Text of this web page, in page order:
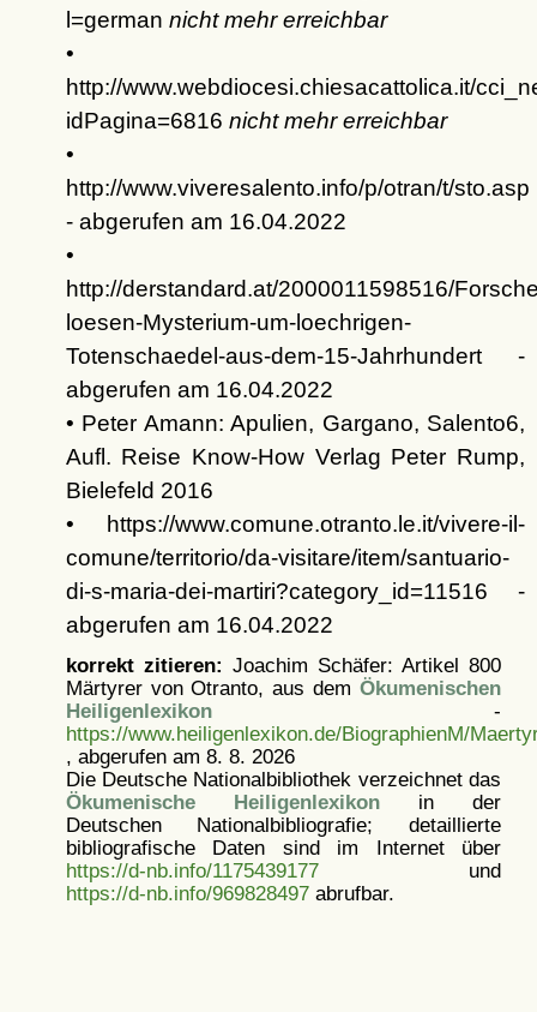
l=german nicht mehr erreichbar
•
http://www.webdiocesi.chiesacattolica.it/
idPagina=6816 nicht mehr erreichbar
•
http://www.viveresalento.info/p/otran/t/sto.asp
- abgerufen am 16.04.2022
•
http://derstandard.at/2000011598516/
loesen-Mysterium-um-loechrigen-
Totenschaedel-aus-dem-15-Jahrhundert -
abgerufen am 16.04.2022
• Peter Amann: Apulien, Gargano, Salento6,
Aufl. Reise Know-How Verlag Peter Rump,
Bielefeld 2016
• https://www.comune.otranto.le.it/vivere-il-
comune/territorio/da-visitare/item/santuario-
di-s-maria-dei-martiri?category_id=11516 -
abgerufen am 16.04.2022
korrekt zitieren: Joachim Schäfer: Artikel800
Märtyrer von Otranto, aus dem Ökumenischen
Heiligenlexikon-
https://www.heiligenlexikon.de/BiographienM/
, abgerufen am 8. 8. 2026
Die Deutsche Nationalbibliothek verzeichnet das
Ökumenische Heiligenlexikonin der
Deutschen Nationalbibliografie; detaillierte
bibliografische Daten sind im Internet über
https://d-nb.info/1175439177und
https://d-nb.info/969828497abrufbar.